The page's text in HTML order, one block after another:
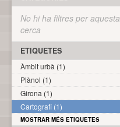
No hi ha filtres per aquesta
cerca
ETIQUETES
Àmbit urbà (1)
Plànol (1)
Girona (1)
Cartografi (1)
MOSTRAR MÉS ETIQUETES